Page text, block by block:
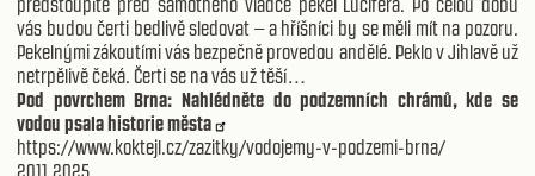
předstoupíte před samotného vládce pekel Lucifera. Po celou dobu
vás budou čerti bedlivě sledovat – a hříšníci by se měli mít na pozoru.
Pekelnými zákoutími vás bezpečně provedou andělé. Peklo v Jihlavě už
netrpělivě čeká. Čerti se na vás už těší…
Pod povrchem Brna: Nahlédněte do podzemních chrámů, kde se
vodou psala historie města
https://www.koktejl.cz/zazitky/vodojemy-v-podzemi-brna/
2011.2025